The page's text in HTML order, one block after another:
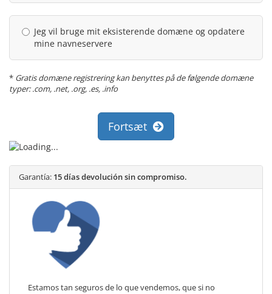
Jeg vil bruge mit eksisterende domæne og opdatere
mine navneservere
* Gratis domæne registrering kan benyttes på de følgende domæne
typer: .com, .net, .org, .es, .info
Fortsæt
Garantía: 15 días devolución sin compromiso.
Estamos tan seguros de lo que vendemos, que si no